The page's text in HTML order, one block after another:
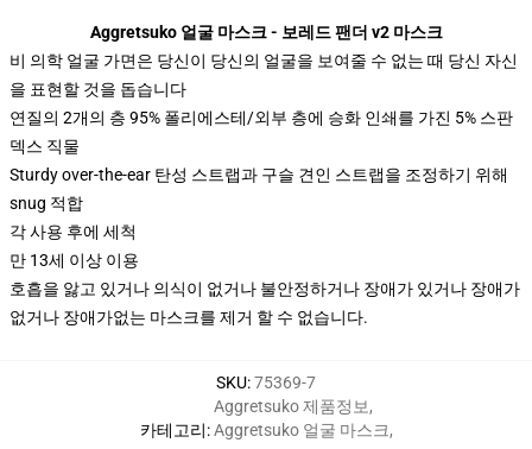
Aggretsuko 얼굴 마스크 - 보레드 팬더 v2 마스크
비 의학 얼굴 가면은 당신이 당신의 얼굴을 보여줄 수 없는 때 당신 자신
을 표현할 것을 돕습니다
연질의 2개의 층 95% 폴리에스테/외부 층에 승화 인쇄를 가진 5% 스판
덱스 직물
Sturdy over-the-ear 탄성 스트랩과 구슬 견인 스트랩을 조정하기 위해
snug 적합
각 사용 후에 세척
만 13세 이상 이용
호흡을 앓고 있거나 의식이 없거나 불안정하거나 장애가 있거나 장애가
없거나 장애가없는 마스크를 제거 할 수 없습니다.
SKU:75369-7
카테고리:
Aggretsuko 제품정보,
Aggretsuko 얼굴 마스크,